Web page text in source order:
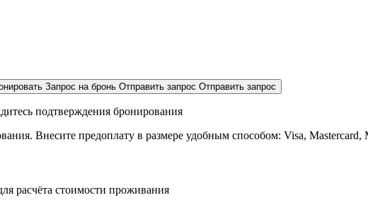
Запрос на бронь Отправить запрос Отправить запрос
подтверждения бронирования
Внесите предоплату в размере удобным способом: Visa,
расчёта стоимости проживания